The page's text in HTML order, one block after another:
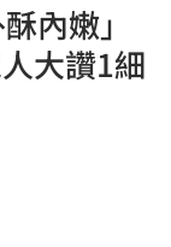
內嫩」
大讚1細